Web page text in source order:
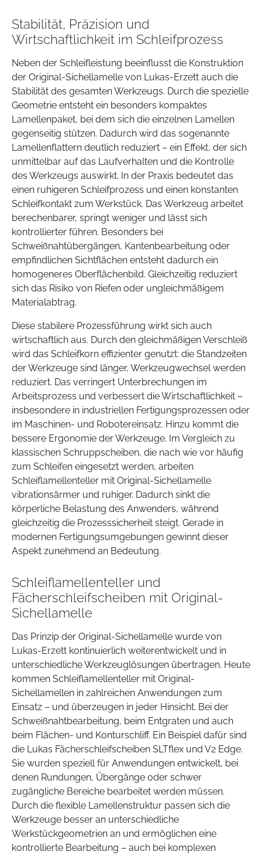
Stabilität, Präzision und
Wirtschaftlichkeit im Schleifprozess
Neben der Schleifleistung beeinflusst die Konstruktion
der Original-Sichellamelle von Lukas-Erzett auch die
Stabilität des gesamten Werkzeugs. Durch die spezielle
Geometrie entsteht ein besonders kompaktes
Lamellenpaket, bei dem sich die einzelnen Lamellen
gegenseitig stützen. Dadurch wird das sogenannte
Lamellenflattern deutlich reduziert – ein Effekt, der sich
unmittelbar auf das Laufverhalten und die Kontrolle
des Werkzeugs auswirkt. In der Praxis bedeutet das
einen ruhigeren Schleifprozess und einen konstanten
Schleifkontakt zum Werkstück. Das Werkzeug arbeitet
berechenbarer, springt weniger und lässt sich
kontrollierter führen. Besonders bei
Schweißnahtübergängen, Kantenbearbeitung oder
empfindlichen Sichtflächen entsteht dadurch ein
homogeneres Oberflächenbild. Gleichzeitig reduziert
sich das Risiko von Riefen oder ungleichmäßigem
Materialabtrag.
Diese stabilere Prozessführung wirkt sich auch
wirtschaftlich aus. Durch den gleichmäßigen Verschleiß
wird das Schleifkorn effizienter genutzt: die Standzeiten
der Werkzeuge sind länger, Werkzeugwechsel werden
reduziert. Das verringert Unterbrechungen im
Arbeitsprozess und verbessert die Wirtschaftlichkeit –
insbesondere in industriellen Fertigungsprozessen oder
im Maschinen- und Robotereinsatz. Hinzu kommt die
bessere Ergonomie der Werkzeuge. Im Vergleich zu
klassischen Schruppscheiben, die nach wie vor häufig
zum Schleifen eingesetzt werden, arbeiten
Schleiflamellenteller mit Original-Sichellamelle
vibrationsärmer und ruhiger. Dadurch sinkt die
körperliche Belastung des Anwenders, während
gleichzeitig die Prozesssicherheit steigt. Gerade in
modernen Fertigungsumgebungen gewinnt dieser
Aspekt zunehmend an Bedeutung.
Schleiflamellenteller und
Fächerschleifscheiben mit Original-
Sichellamelle
Das Prinzip der Original-Sichellamelle wurde von
Lukas-Erzett kontinuierlich weiterentwickelt und in
unterschiedliche Werkzeuglösungen übertragen. Heute
kommen Schleiflamellenteller mit Original-
Sichellamellen in zahlreichen Anwendungen zum
Einsatz – und überzeugen in jeder Hinsicht. Bei der
Schweißnahtbearbeitung, beim Entgraten und auch
beim Flächen- und Konturschliff. Ein Beispiel dafür sind
die Lukas Fächerschleifscheiben SLTflex und V2 Edge.
Sie wurden speziell für Anwendungen entwickelt, bei
denen Rundungen, Übergänge oder schwer
zugängliche Bereiche bearbeitet werden müssen.
Durch die flexible Lamellenstruktur passen sich die
Werkzeuge besser an unterschiedliche
Werkstückgeometrien an und ermöglichen eine
kontrollierte Bearbeitung – auch bei komplexen